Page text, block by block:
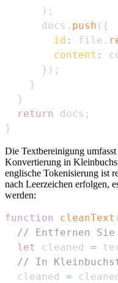
) ;
      docs
. push ( {
id : file .
content :
} ) ;
}
}
return
docs ;
}
Die Textbereinigung
Konvertierung in
englische Tokenisierung ist
nach Leerzeichen erfolgen,
werden:
function cleanText
// Entfernen Sie
let
cleaned =
// In
  cleaned
=